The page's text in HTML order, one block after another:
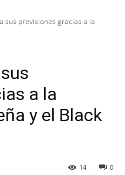
sus previsiones gracias a la
a la
y el Black
0
14